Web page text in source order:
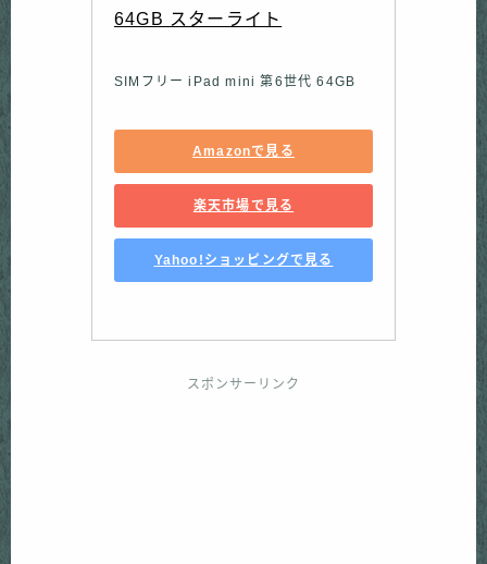
64GB スターライト
SIMフリー iPad mini 第6世代 64GB
Amazonで見る
楽天市場で見る
Yahoo!ショッピングで見る
スポンサーリンク